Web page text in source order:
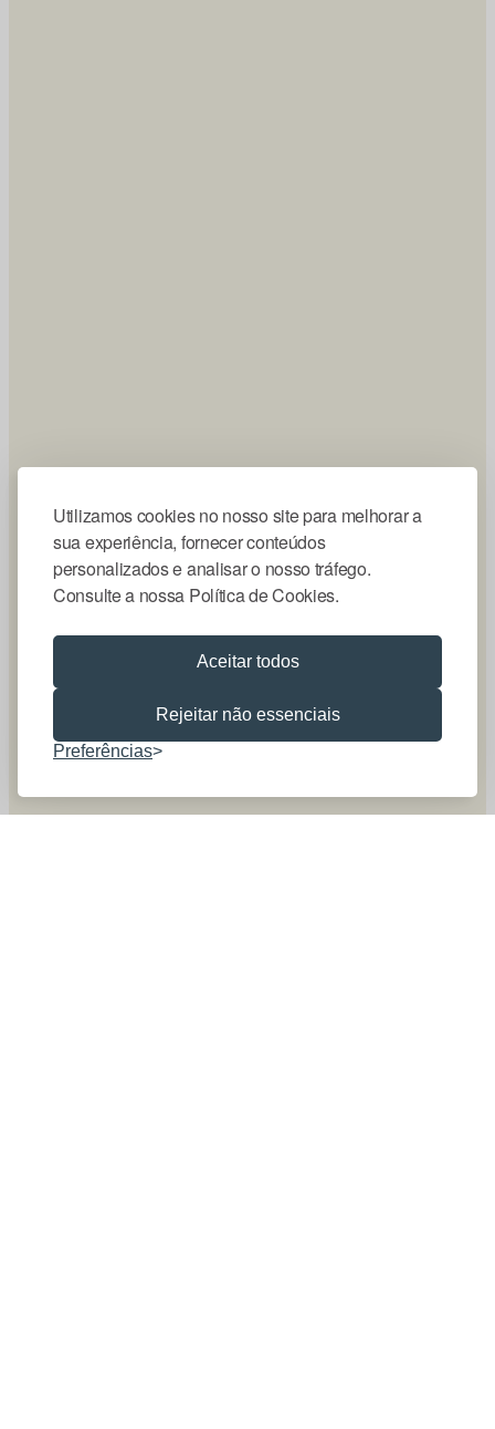
Utilizamos cookies no nosso site para melhorar a
sua experiência, fornecer conteúdos
personalizados e analisar o nosso tráfego.
Consulte a nossa Política de Cookies.
Aceitar todos
Rejeitar não essenciais
Preferências